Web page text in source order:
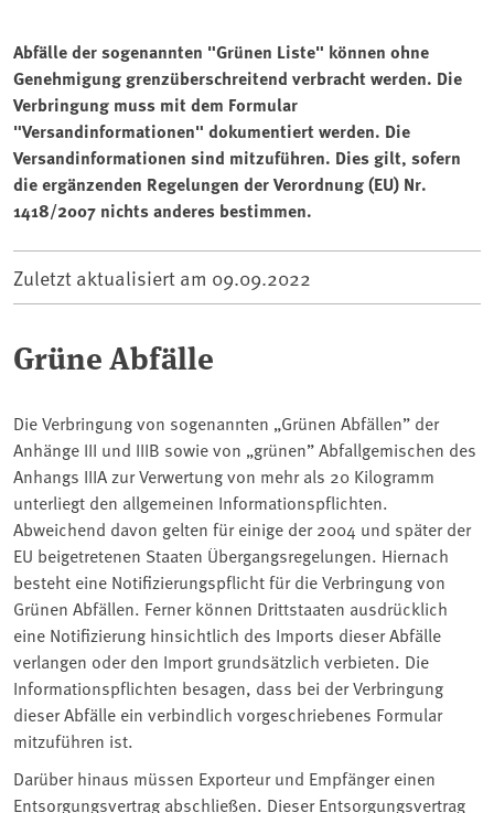
Abfälle der sogenannten "Grünen Liste" können ohne
Genehmigung grenzüberschreitend verbracht werden. Die
Verbringung muss mit dem Formular
"Versandinformationen" dokumentiert werden. Die
Versandinformationen sind mitzuführen. Dies gilt, sofern
die ergänzenden Regelungen der Verordnung (EU) Nr.
1418/2007 nichts anderes bestimmen.
Zuletzt aktualisiert am 09.09.2022
Grüne Abfälle
Die Verbringung von sogenannten „Grünen Abfällen” der
Anhänge III und IIIB sowie von „grünen” Abfallgemischen des
Anhangs IIIA zur Verwertung von mehr als 20 Kilogramm
unterliegt den allgemeinen Informationspflichten.
Abweichend davon gelten für einige der 2004 und später der
EU beigetretenen Staaten Übergangsregelungen. Hiernach
besteht eine Notifizierungspflicht für die Verbringung von
Grünen Abfällen. Ferner können Drittstaaten ausdrücklich
eine Notifizierung hinsichtlich des Imports dieser Abfälle
verlangen oder den Import grundsätzlich verbieten. Die
Informationspflichten besagen, dass bei der Verbringung
dieser Abfälle ein verbindlich vorgeschriebenes Formular
mitzuführen ist.
Darüber hinaus müssen Exporteur und Empfänger einen
Entsorgungsvertrag abschließen. Dieser Entsorgungsvertrag